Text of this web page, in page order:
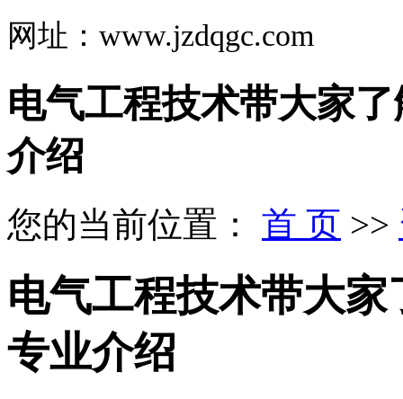
网址：www.jzdqgc.com
电气工程技术带大家
介绍
您的当前位置： 首 页 >>
电气工程技术带大
专业介绍